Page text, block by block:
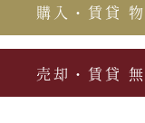
購入・賃貸
売却・賃貸